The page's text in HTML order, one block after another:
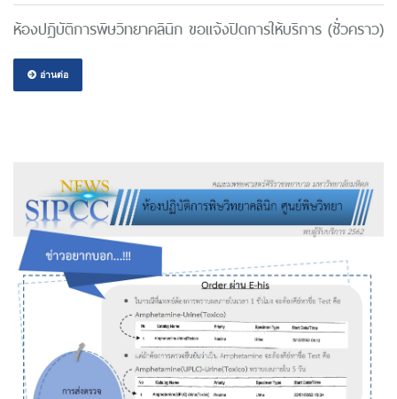
ห้องปฏิบัติการพิษวิทยาคลินิก ขอแจ้งปิดการให้บริการ (ชั่วคราว)
อ่านต่อ